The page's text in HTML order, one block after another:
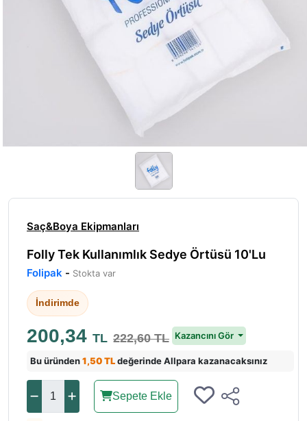
Saç&Boya Ekipmanları
Folly Tek Kullanımlık Sedye Örtüsü 10'Lu
Folipak - Stokta var
İndirimde
200,34 TL 222,60 TL Kazancını Gör
Bu üründen1,50 TLdeğerinde Allpara kazanacaksınız
Sepete Ekle